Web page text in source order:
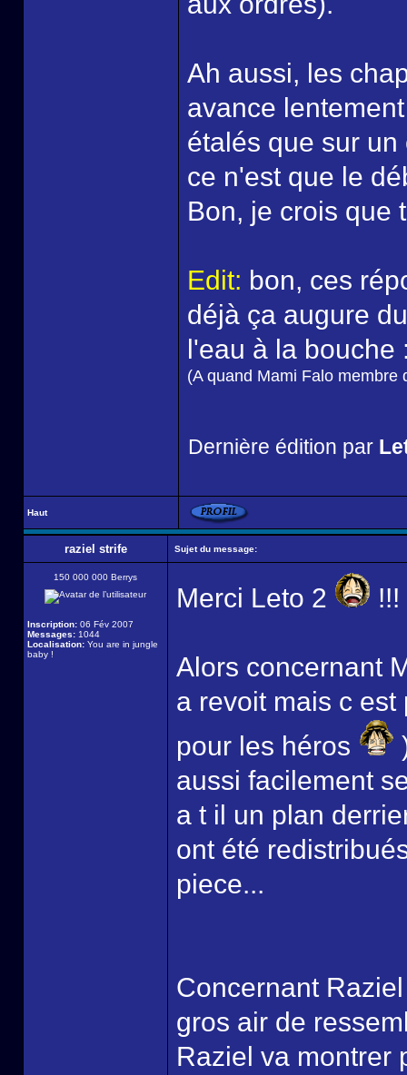
Ah aussi, les
avance
étalés que sur
ce n'est que le
Bon, je crois que
Edit: bon, ces
déjà ça augure
l'eau à la bouche
(A quand Mami Falo membre
Dernière édition par
Haut
raziel strife Sujet du message:
150 000 000 Berrys
Inscription: 06 Fév 2007
Messages: 1044
Localisation: You are in jungle
baby !
Merci Leto 2 !!!
Alors concernant
a revoit mais c
pour les héros
aussi facilement
a t il un plan
ont été
piece...
Concernant
gros air de
Raziel va montrer